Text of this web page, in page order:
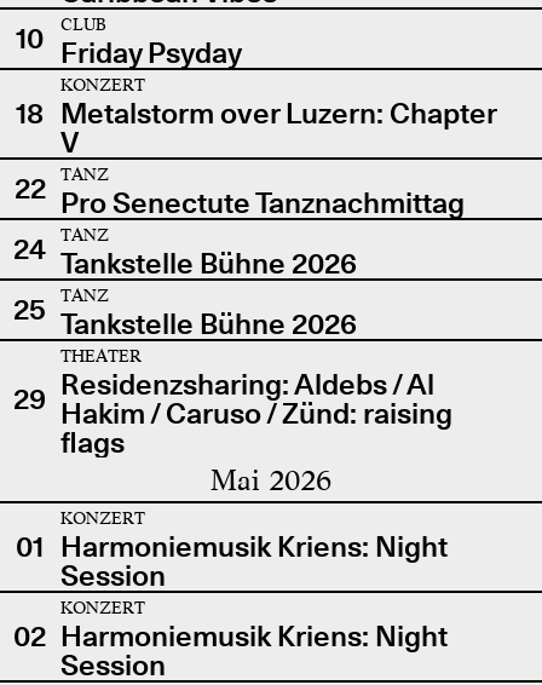
10
CLUB
Friday Psyday
18
KONZERT
Metalstorm over Luzern: Chapter
V
22
TANZ
Pro Senectute Tanznachmittag
24
TANZ
Tankstelle Bühne 2026
25
TANZ
Tankstelle Bühne 2026
29
THEATER
Residenzsharing: Aldebs / Al
Hakim / Caruso / Zünd: raising
flags
Mai 2026
01
KONZERT
Harmoniemusik Kriens: Night
Session
02
KONZERT
Harmoniemusik Kriens: Night
Session